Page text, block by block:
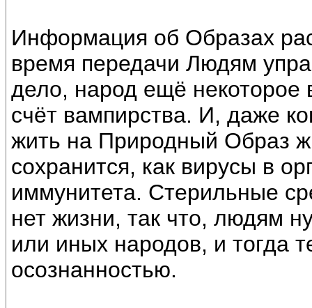
Информация об Образах
время передачи Людям
дело, народ ещё некоторое
счёт вампирства. И, даже
жить на Природный Образ
сохранится, как вирусы в
иммунитета. Стерильные
нет жизни, так что, людям
или иных народов, и тогда
осознанностью.